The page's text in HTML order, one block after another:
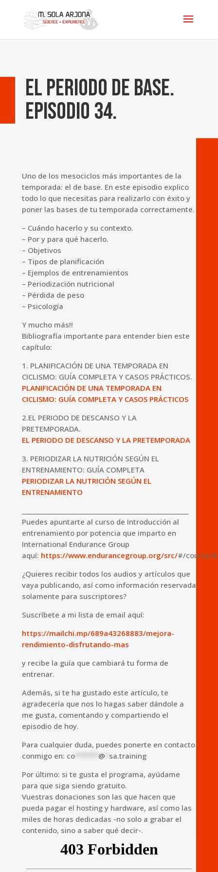
El periodo de base.
Episodio 34.
Uno de los mesociclos más importantes de la
temporada: el de base. En este episodio explico
todo lo que necesitas para realizarlo con éxito y
poner las bases de tu temporada correctamente.
– Cuándo hacerlo y su contexto.
– Por y para qué hacerlo.
– Objetivos
– Tipos de planificación
– Ejemplos de entrenamientos
– Periodización nutricional
– Pérdida de peso
– Psicología
Y mucho más!!
Bibliografía importante para entender bien este
capítulo:
1. PLANIFICACIÓN DE UNA TEMPORADA EN
CICLISMO: GUÍA COMPLETA Y CASOS PRÁCTICOS.
PLANIFICACIÓN DE UNA TEMPORADA EN
CICLISMO: GUÍA COMPLETA Y CASOS PRÁCTICOS
2.EL PERIODO DE DESCANSO Y LA
PRETEMPORADA.
EL PERIODO DE DESCANSO Y LA PRETEMPORADA
3. PERIODIZAR LA NUTRICIÓN SEGÚN EL
ENTRENAMIENTO: GUÍA COMPLETA
PERIODIZAR LA NUTRICIÓN SEGÚN EL
ENTRENAMIENTO
Puedes apuntarte al curso de Introducción al
entrenamiento por potencia que imparto en
International Endurance Group
aquí: https://www.endurancegroup.org/src/#/course/
¿Quieres recibir todos los audios y artículos que
vaya publicando, así como información reservada
solamente para suscriptores?
Suscríbete a mi lista de email aquí:
https://mailchi.mp/689a43268883/mejora-
rendimiento-disfrutando-mas
y recibe la guía que cambiará tu forma de
entrenar.
Además, si te ha gustado este artículo, te
agradecería que nos lo hagas saber dándole a
me gusta, comentando y compartiendo el
episodio de hoy.
Para cualquier duda, puedes ponerte en contacto
conmigo en: co****** @ sa.training
Por último: si te gusta el programa, ayúdame
para que siga siendo gratuito.
Vuestras donaciones son las que hacen que
pueda pagar el hosting y hardware, así como las
miles de horas dedicadas -no solo a grabar el
contenido, sino a saber qué decir-.